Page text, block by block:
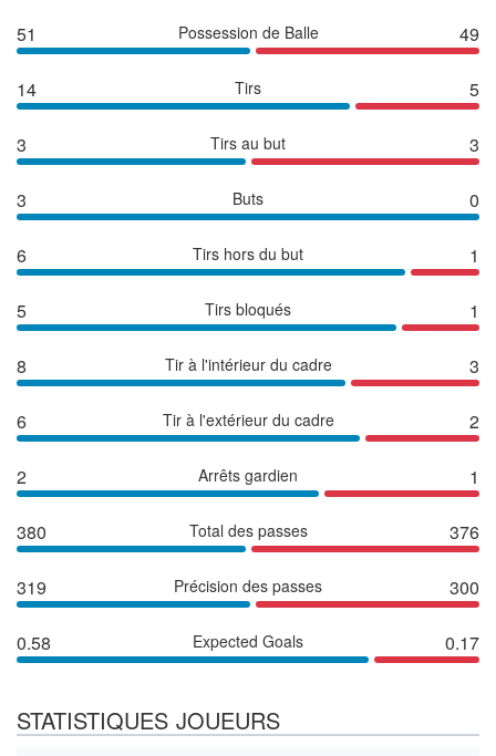
51 Possession de Balle 49
14 Tirs 5
3 Tirs au but 3
3 Buts 0
6 Tirs hors du but 1
5 Tirs bloqués 1
8 Tir à l'intérieur du cadre 3
6 Tir à l'extérieur du cadre 2
2 Arrêts gardien 1
380 Total des passes 376
319 Précision des passes 300
0.58 Expected Goals 0.17
STATISTIQUES JOUEURS